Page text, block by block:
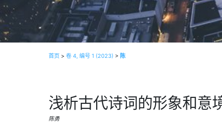
首页 > 卷 4, 编号 1 (2023) > 陈
浅析古代诗词的形象和意
陈勇